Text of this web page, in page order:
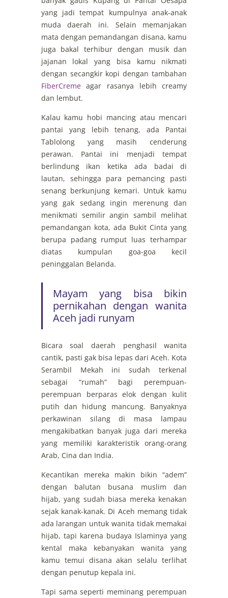
yang jadi tempat kumpulnya anak-anak
muda daerah ini. Selain memanjakan
mata dengan pemandangan disana, kamu
juga bakal terhibur dengan musik dan
jajanan lokal yang bisa kamu nikmati
dengan secangkir kopi dengan tambahan
FiberCremeagar rasanya lebih creamy
dan lembut.
Kalau kamu hobi mancing atau mencari
pantai yang lebih tenang, ada Pantai
Tablolong yang masih cenderung
perawan. Pantai ini menjadi tempat
berlindung ikan ketika ada badai di
lautan, sehingga para pemancing pasti
senang berkunjung kemari. Untuk kamu
yang gak sedang ingin merenung dan
menikmati semilir angin sambil melihat
pemandangan kota, ada Bukit Cinta yang
berupa padang rumput luas terhampar
diatas kumpulan goa-goa kecil
peninggalan Belanda.
Mayam yang bisa bikin
pernikahan dengan wanita
Aceh jadi runyam
Bicara soal daerah penghasil wanita
cantik, pasti gak bisa lepas dari Aceh. Kota
Serambil Mekah ini sudah terkenal
sebagai “rumah” bagi perempuan-
perempuan berparas elok dengan kulit
putih dan hidung mancung. Banyaknya
perkawinan silang di masa lampau
mengakibatkan banyak juga dari mereka
yang memiliki karakteristik orang-orang
Arab, Cina dan India.
Kecantikan mereka makin bikin “adem”
dengan balutan busana muslim dan
hijab, yang sudah biasa mereka kenakan
sejak kanak-kanak. Di Aceh memang tidak
ada larangan untuk wanita tidak memakai
hijab, tapi karena budaya Islaminya yang
kental maka kebanyakan wanita yang
kamu temui disana akan selalu terlihat
dengan penutup kepala ini.
Tapi sama seperti meminang perempuan